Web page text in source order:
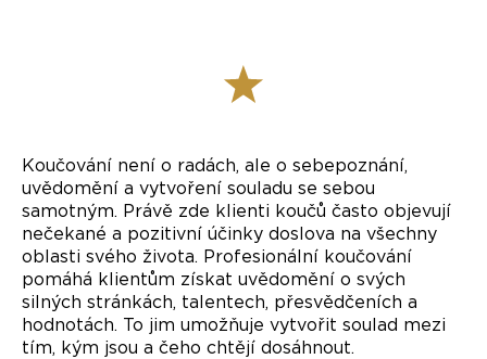
Koučování není o radách, ale o sebepoznání,
uvědomění a vytvoření souladu se sebou
samotným. Právě zde klienti koučů často objevují
nečekané a pozitivní účinky doslova na všechny
oblasti svého života. Profesionální koučování
pomáhá klientům získat uvědomění o svých
silných stránkách, talentech, přesvědčeních a
hodnotách. To jim umožňuje vytvořit soulad mezi
tím, kým jsou a čeho chtějí dosáhnout.